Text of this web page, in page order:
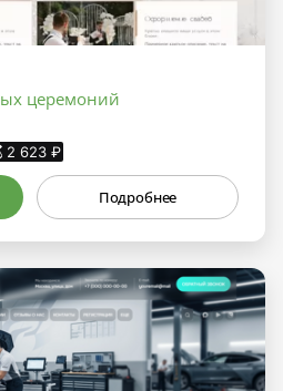
церемоний
2 623 ₽
Подробнее